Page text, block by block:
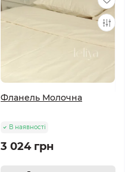
Фланель Молочна
В наявності
3 024 грн